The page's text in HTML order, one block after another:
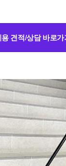
견적/상담 바로